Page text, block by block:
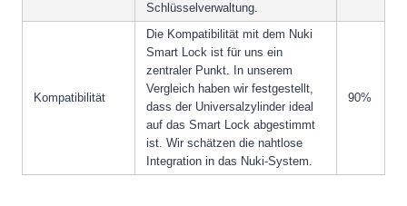
Schlüsselverwaltung.
Kompatibilität
Die Kompatibilität mit dem Nuki
Smart Lock ist für uns ein
zentraler Punkt. In unserem
Vergleich haben wir festgestellt,
dass der Universalzylinder ideal
auf das Smart Lock abgestimmt
ist. Wir schätzen die nahtlose
Integration in das Nuki-System.
90%